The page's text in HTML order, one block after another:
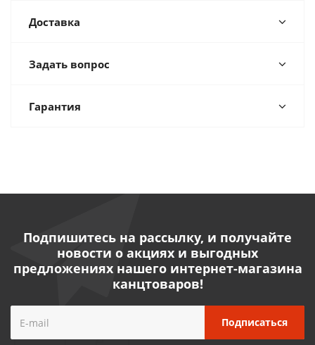
Доставка
Задать вопрос
Гарантия
Подпишитесь на рассылку, и получайте
новости о акциях и выгодных
предложениях нашего интернет-магазина
канцтоваров!